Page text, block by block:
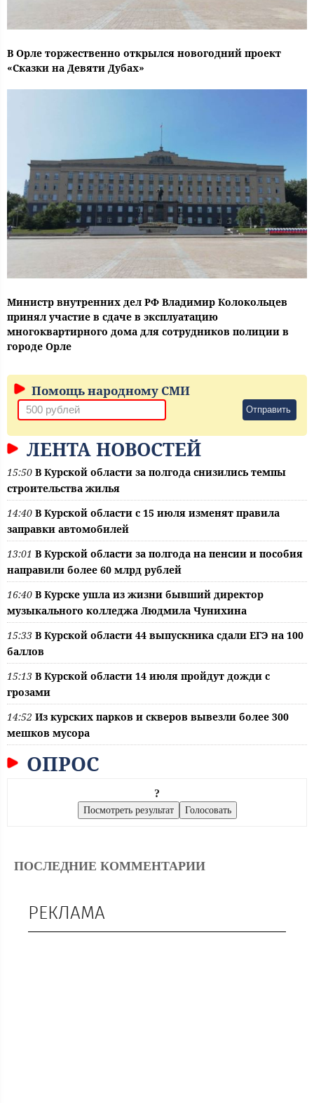
В Орле торжественно открылся новогодний проект
«Сказки на Девяти Дубах»
Министр внутренних дел РФ Владимир Колокольцев
принял участие в сдаче в эксплуатацию
многоквартирного дома для сотрудников полиции в
городе Орле
Помощь народному СМИ
Отправить
ЛЕНТА НОВОСТЕЙ
15:50 В Курской области за полгода снизились темпы
строительства жилья
14:40 В Курской области с 15 июля изменят правила
заправки автомобилей
13:01 В Курской области за полгода на пенсии и пособия
направили более 60 млрд рублей
16:40 В Курске ушла из жизни бывший директор
музыкального колледжа Людмила Чунихина
15:33 В Курской области 44 выпускника сдали ЕГЭ на 100
баллов
15:13 В Курской области 14 июля пройдут дожди с
грозами
14:52 Из курских парков и скверов вывезли более 300
мешков мусора
ОПРОС
?
ПОСЛЕДНИЕ КОММЕНТАРИИ
РЕКЛАМА